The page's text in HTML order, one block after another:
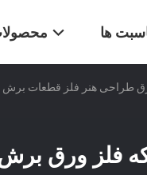
ها
طراحی هنر فلز قطعات برش
فلز ورق